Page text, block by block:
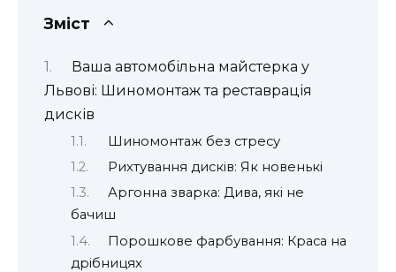
Зміст
Ваша автомобільна майстерка у
Львові: Шиномонтаж та реставрація
дисків
Шиномонтаж без стресу
Рихтування дисків: Як новенькі
Аргонна зварка: Дива, які не
бачиш
Порошкове фарбування: Краса на
дрібницях